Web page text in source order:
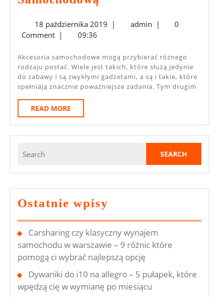
Samochodową
18 października 201918| adminadmin
|
0
Comment | 09:36
Akcesoria samochodowe mogą przybierać różnego
rodzaju postać. Wiele jest takich, które służą jedynie
do zabawy i są zwykłymi gadżetami, a są i takie, które
spełniają znacznie poważniejsze zadania. Tym drugim
READ MORE
MORE
for:
Ostatnie wpisy
Carsharing czy klasyczny wynajem
samochodu w warszawie – 9 różnic które
pomogą ci wybrać najlepszą opcję
Dywaniki do i10 na allegro – 5 pułapek, które
wpędzą cię w wymianę po miesiącu